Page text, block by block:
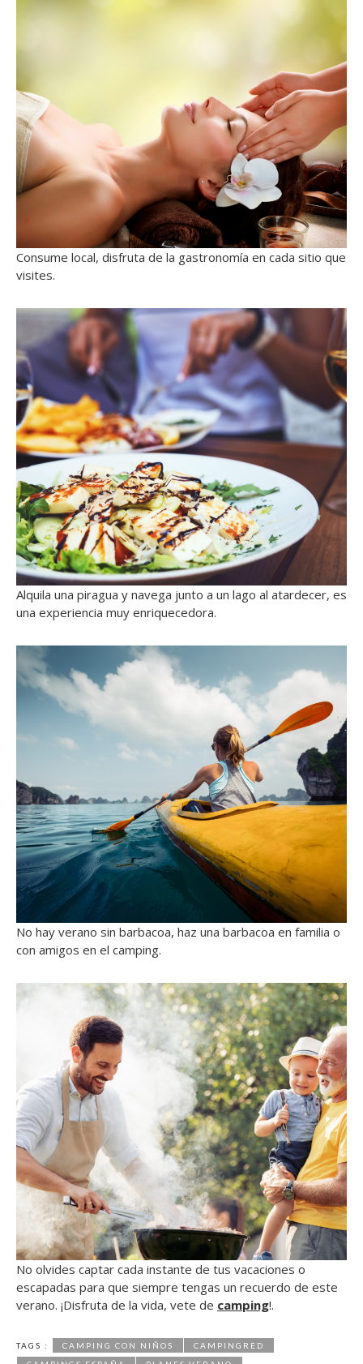
Consume local, disfruta de la gastronomía en cada sitio que
visites.
Alquila una piragua y navega junto a un lago al atardecer, es
una experiencia muy enriquecedora.
No hay verano sin barbacoa, haz una barbacoa en familia o
con amigos en el camping.
No olvides captar cada instante de tus vacaciones o
escapadas para que siempre tengas un recuerdo de este
verano. ¡Disfruta de la vida, vete de camping!.
TAGS : CAMPING CON NIÑOS
CAMPINGRED